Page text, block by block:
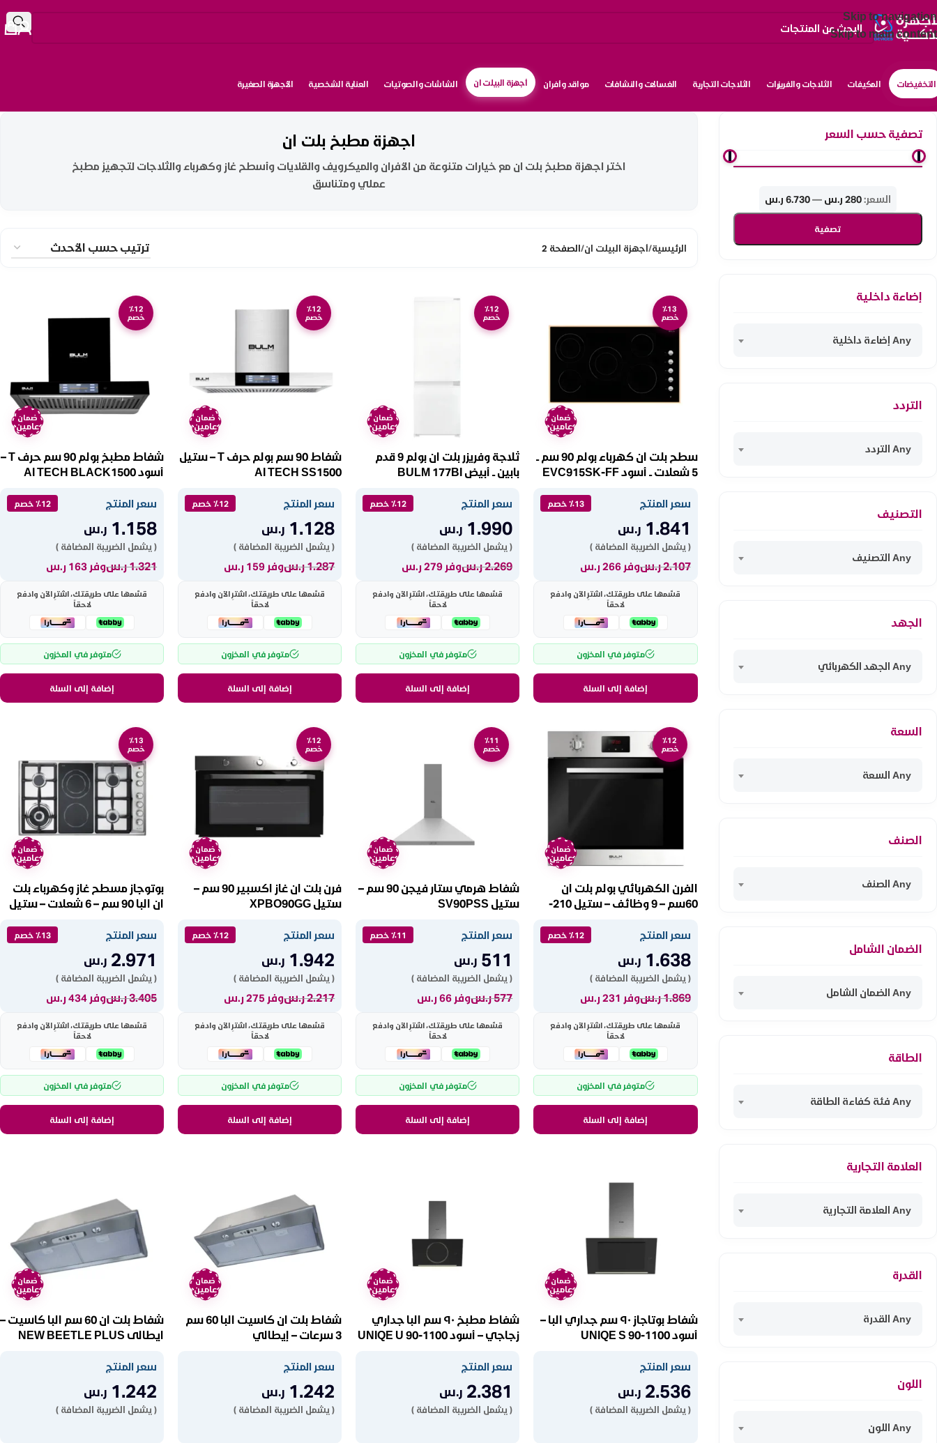
Skip to navigation
Skip to main content
التخفيضات المكيفات الثلاجات والفريزرات الثلاجات التجارية الغسالات والنشافات مواقد وأفران أجهزة البيلت ان الشاشات والصوتيات العناية الشخصية الأجهزة الصغيرة
تصفية حسب السعر
تصفية
السعر:280 ر.س —6.730 ر.س
إضاءة داخلية
Any إضاءة داخلية
التردد
Any التردد
التصنيف
Any التصنيف
الجهد
Any الجهد الكهربائي
السعة
Any السعة
الصنف
Any الصنف
الضمان الشامل
Any الضمان الشامل
الطاقة
Any فئة كفاءة الطاقة
العلامة التجارية
Any العلامة التجارية
القدرة
Any القدرة
اللون
Any اللون
اجهزة مطبخ بلت ان
اختر اجهزة مطبخ بلت ان مع خيارات متنوعة من الأفران والميكرويف والقلايات وأسطح غاز وكهرباء والثلاجات لتجهيز مطبخ
عملي ومتناسق
الرئيسية/أجهزة البيلت ان/الصفحة 2
٪13
خصم
ضمان
عامين
سطح بلت ان كهرباء بولم 90 سم ــ
5 شعلات ــ أسود EVC915SK-FF
سعر المنتج ٪13 خصم
1.841 ر.س
( يشمل الضريبة المضافة )
2.107ر.سوفر 266 ر.س
قسّمها على طريقتك، اشترِ الآن وادفع
لاحقاً
متوفر في المخزون
إضافة إلى السلة
٪12
خصم
ضمان
عامين
ثلاجة وفريزر بلت ان بولم 9 قدم
بابين ــ أبيض BULM 177BI
سعر المنتج ٪12 خصم
1.990 ر.س
( يشمل الضريبة المضافة )
2.269ر.سوفر 279 ر.س
قسّمها على طريقتك، اشترِ الآن وادفع
لاحقاً
متوفر في المخزون
إضافة إلى السلة
٪12
خصم
ضمان
عامين
شفاط 90 سم بولم حرف T – ستيل
AI TECH SS1500
سعر المنتج ٪12 خصم
1.128 ر.س
( يشمل الضريبة المضافة )
1.287ر.سوفر 159 ر.س
قسّمها على طريقتك، اشترِ الآن وادفع
لاحقاً
متوفر في المخزون
إضافة إلى السلة
٪12
خصم
ضمان
عامين
شفاط مطبخ بولم 90 سم حرف T –
أسود AI TECH BLACK1500
سعر المنتج ٪12 خصم
1.158 ر.س
( يشمل الضريبة المضافة )
1.321ر.سوفر 163 ر.س
قسّمها على طريقتك، اشترِ الآن وادفع
لاحقاً
متوفر في المخزون
إضافة إلى السلة
٪12
خصم
ضمان
عامين
الفرن الكهربائي بولم بلت ان
60سم – 9 وظائف – ستيل 210-
سعر المنتج ٪12 خصم
1.638 ر.س
( يشمل الضريبة المضافة )
1.869ر.سوفر 231 ر.س
قسّمها على طريقتك، اشترِ الآن وادفع
لاحقاً
متوفر في المخزون
إضافة إلى السلة
٪11
خصم
ضمان
عامين
شفاط هرمي ستار فيجن 90 سم –
ستيل SV90PSS
سعر المنتج ٪11 خصم
511 ر.س
( يشمل الضريبة المضافة )
577ر.سوفر 66 ر.س
قسّمها على طريقتك، اشترِ الآن وادفع
لاحقاً
متوفر في المخزون
إضافة إلى السلة
٪12
خصم
ضمان
عامين
فرن بلت ان غاز اكسبير 90 سم –
ستيل XPBO90GG
سعر المنتج ٪12 خصم
1.942 ر.س
( يشمل الضريبة المضافة )
2.217ر.سوفر 275 ر.س
قسّمها على طريقتك، اشترِ الآن وادفع
لاحقاً
متوفر في المخزون
إضافة إلى السلة
٪13
خصم
ضمان
عامين
بوتوجاز مسطح غاز وكهرباء بلت
ان البا 90 سم – 6 شعلات – ستيل
سعر المنتج ٪13 خصم
2.971 ر.س
( يشمل الضريبة المضافة )
3.405ر.سوفر 434 ر.س
قسّمها على طريقتك، اشترِ الآن وادفع
لاحقاً
متوفر في المخزون
إضافة إلى السلة
ضمان
عامين
شفاط بوتاجاز ٩٠ سم جداري البا –
أسود UNIQE S 90-1100
سعر المنتج
2.536 ر.س
( يشمل الضريبة المضافة )
ضمان
عامين
شفاط مطبخ ٩٠ سم البا جداري
زجاجي – أسود UNIQE U 90-1100
سعر المنتج
2.381 ر.س
( يشمل الضريبة المضافة )
ضمان
عامين
شفاط بلت ان كاسيت البا 60 سم
3 سرعات – إيطالي
سعر المنتج
1.242 ر.س
( يشمل الضريبة المضافة )
ضمان
عامين
شفاط بلت ان 60 سم البا كاسيت –
ايطالى NEW BEETLE PLUS
سعر المنتج
1.242 ر.س
( يشمل الضريبة المضافة )